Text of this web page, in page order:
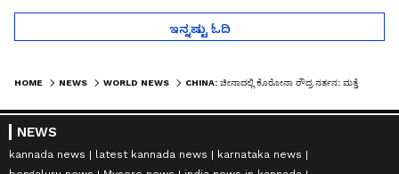
ಇನ್ನಷ್ಟು ಓದಿ
HOME NEWS WORLD NEWS
NEWS
kannada news latest kannada news
karnataka news